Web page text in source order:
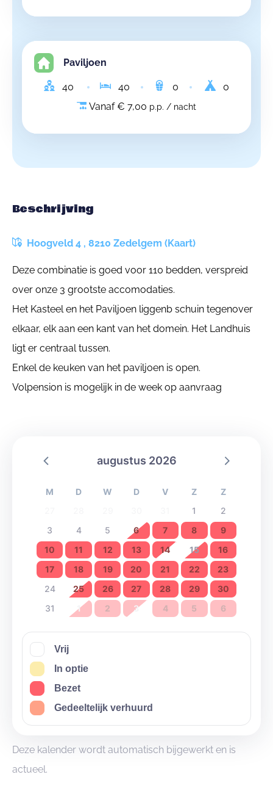
Paviljoen
40 40 0
0
Vanaf € 7,00 p.p. / nacht
Beschrijving
Hoogveld 4 , 8210 Zedelgem (Kaart)
Deze combinatie is goed voor 110 bedden, verspreid
over onze 3 grootste accomodaties.
Het Kasteel en het Paviljoen liggenb schuin tegenover
elkaar, elk aan een kant van het domein. Het Landhuis
ligt er centraal tussen.
Enkel de keuken van het paviljoen is open.
Volpension is mogelijk in de week op aanvraag
augustus 2026
M D W D V Z
Z
1
2
3
4 5 6 7 8
9
10
11 12 13 14 15
16
17
18 19 20 21 22
23
24
25 26 27 28 29
30
31
1 2 3 4 5 6
Vrij
In optie
Bezet
Gedeeltelijk verhuurd
Deze kalender wordt automatisch bijgewerkt en is
actueel.